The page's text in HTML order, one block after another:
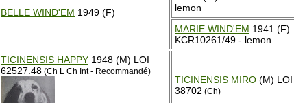
BELLE WIND'EM 1949 (F)
lemon
MARIE WIND'EM 1941 (F)
KCR10261/49 - lemon
TICINENSIS HAPPY 1948 (M) LOI
62527.48 (Ch L Ch Int - Recommandé)
TICINENSIS MIRO (M) LOI
38702 (Ch)